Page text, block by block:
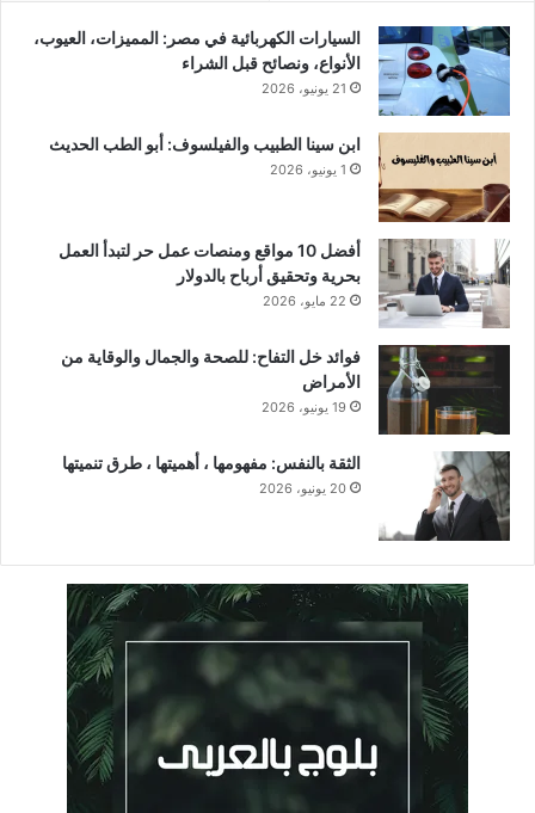
السيارات الكهربائية في مصر: المميزات، العيوب،
الأنواع، ونصائح قبل الشراء
21 يونيو، 2026
ابن سينا الطبيب والفيلسوف: أبو الطب الحديث
1 يونيو، 2026
أفضل 10 مواقع ومنصات عمل حر لتبدأ العمل
بحرية وتحقيق أرباح بالدولار
22 مايو، 2026
فوائد خل التفاح: للصحة والجمال والوقاية من
الأمراض
19 يونيو، 2026
الثقة بالنفس: مفهومها ، أهميتها ، طرق تنميتها
20 يونيو، 2026